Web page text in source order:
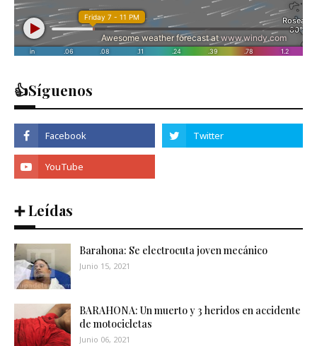
👍Síguenos
➕ Leídas
Barahona: Se electrocuta joven mecánico
Junio 15, 2021
BARAHONA: Un muerto y 3 heridos en accidente
de motocicletas
Junio 06, 2021